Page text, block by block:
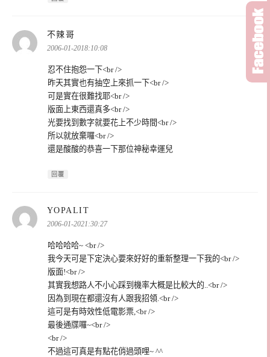
不辣哥
示:
2006-01-2018:10:08
忍不住抱怨一下<br />
昨天其實也有抽空上來抓一下<br />
可是實在很難找耶<br />
版面上東西還真多<br />
光要找到數字就要花上不少時間<br />
所以就放棄囉<br />
還是酸酸的恭喜一下那位神秘幸運兒
回覆
YOPALIT
示:
2006-01-2021:30:27
哈哈哈哈~ <br />
我今天可是下定決心要來好好的重新整理一下我的<br />
版面!<br />
其實我想路人不小心踩到機率大概是比較大的..<br />
因為到現在都還沒有人跟我招領.<br />
這可是有時效性低電影票,<br />
最後通牒囉~<br />
<br />
不過這可真是有點花俏過頭哩~ ^^